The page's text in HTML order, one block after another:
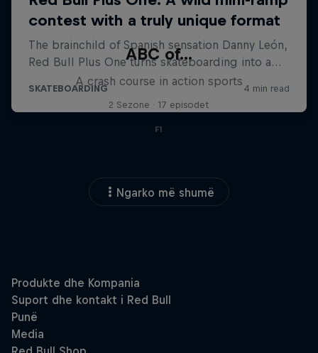
ABC of...
A crash course in action sports
2 Sezone · 17 episodet
F1
Ngarko më shumë